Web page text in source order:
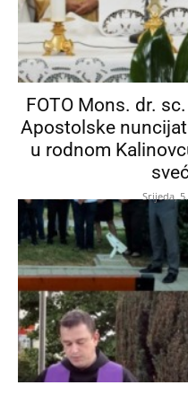
FOTO Mons. dr.
Apostolske
u rodnom
Srijeda,